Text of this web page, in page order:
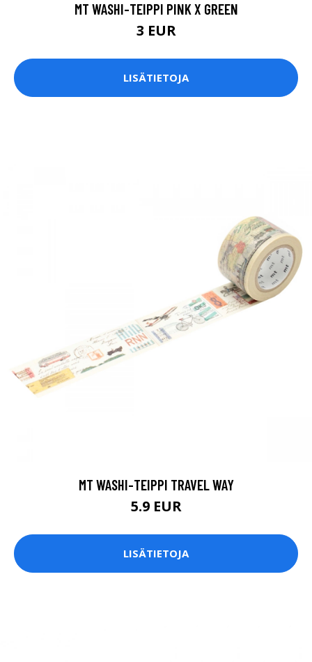
MT WASHI-TEIPPI PINK X GREEN
3 EUR
LISÄTIETOJA
MT WASHI-TEIPPI TRAVEL WAY
5.9 EUR
LISÄTIETOJA